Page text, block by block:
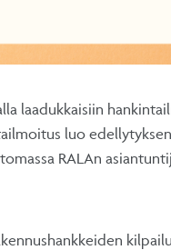
laadukkaisiin
luo
RALAn